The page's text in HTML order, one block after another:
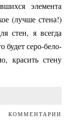
элемента
(лучше стена!)
стен, я всегда
будет серо-бело-
красить стену
КОММЕНТАРИИ